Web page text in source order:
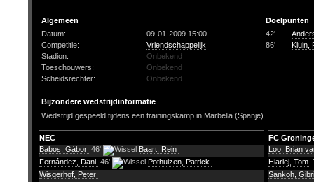
Algemeen
Datum:
09-01-2009 15:00
Competitie:
Vriendschappelijk
Stadion:
Onbekend
Toeschouwers:
Onbekend
Scheidsrechter:
Onbekend
Doelpunten
42'
86'
Kluin,
Bijzondere wedstrijdinformatie
Wedstrijd gespeeld tijdens een trainingskamp in Marbella (Spanje)
NEC
FC
Babos, Gábor 46'
Baart, Rein
Fernández, Dani 46'
Pothuizen, Patrick
Wisgerhof, Peter
Loo, Brian
Hiariej, Tom
Sankoh,